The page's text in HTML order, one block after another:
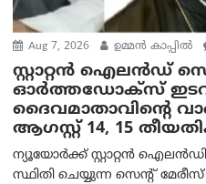
Aug 7, 2026 ഉമ്മന്‍ കാപ്പില്‍
സ്റ്റാറ്റൻ ഐലൻഡ്
ഓർത്തഡോക്സ്
ദൈവമാതാവിന്റെ
ആഗസ്റ്റ് 14, 15
ന്യൂയോർക്ക് സ്റ്റാറ്റൻ
സ്ഥിതി ചെയ്യുന്ന സെന്റ്